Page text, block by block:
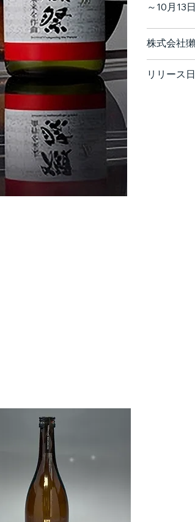
～10月13
株式会社
リリース日